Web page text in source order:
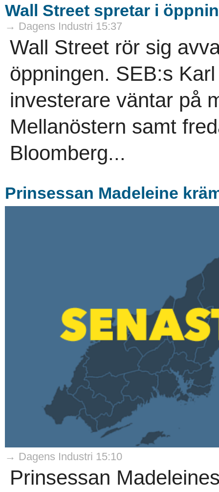
Wall Street spretar i
→ Dagens Industri 15:37
Wall Street rör sig
öppningen. SEB:s
investerare väntar på
Mellanöstern samt
Bloomberg...
Prinsessan Madeleine
→ Dagens Industri 15:10
Prinsessan